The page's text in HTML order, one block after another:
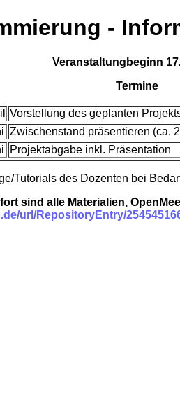
-
Veranstaltungbeginn
Termine
Vorstellung des geplanten
Zwischenstand präsentieren (ca.
Projektabgabe inkl. Präsentation
Tutorials des Dozenten bei
sind alle Materialien,
url/RepositoryEntry/